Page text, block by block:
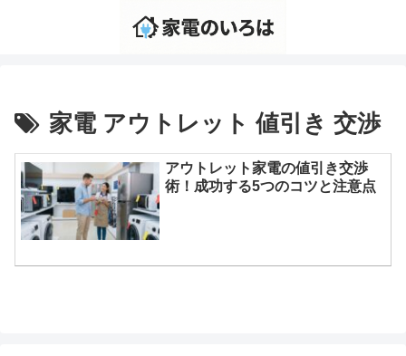
家電 アウトレット 値引き 交渉
アウトレット家電の値引き交渉
術！成功する5つのコツと注意点